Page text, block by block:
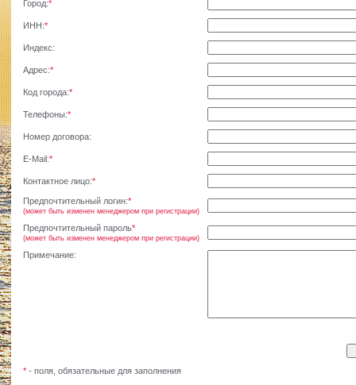
Город:*
ИНН:*
Индекс:
Адрес:*
Код города:*
Телефоны:*
Номер договора:
E-Mail:*
Контактное лицо:*
Предпочтительный логин:*
(может быть изменен менеджером при регистрации)
Предпочтительный пароль*
(может быть изменен менеджером при регистрации)
Примечание:
* - поля, обязательные для заполнения